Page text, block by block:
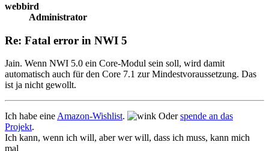
webbird
Administrator
Re: Fatal error in NWI 5
Jain. Wenn NWI 5.0 ein Core-Modul sein soll, wird damit
automatisch auch für den Core 7.1 zur Mindestvoraussetzung. Das
ist ja nicht gewollt.
Ich habe eine Amazon-Wishlist. Oderspende an das
Projekt.
Ich kann, wenn ich will, aber wer will, dass ich muss, kann mich
mal